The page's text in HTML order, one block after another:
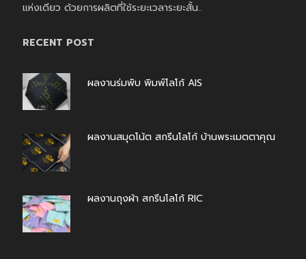
แห่งเดียว ด้วยการผลิตที่ใช้ระยะเวลาระยะสั้น..
RECENT POST
ผลงานร่มพับ พิมพ์โลโก้ AIS
ผลงานสมุดโน้ต สกรีนโลโก้ บ้านพระเมตตาคุณ
ผลงานถุงผ้า สกรีนโลโก้ RIC